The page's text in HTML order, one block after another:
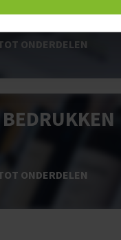
ONDERDELEN
ONDERDELEN